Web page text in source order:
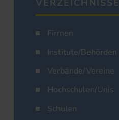
VERZEICHNISSE
Firmen
Institute/Behörden
Verbände/Vereine
Hochschulen/Unis
Schulen